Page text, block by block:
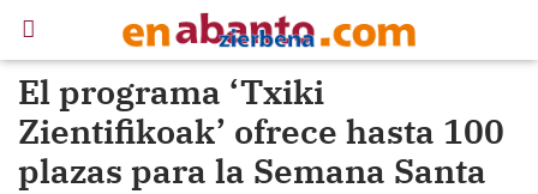
El programa ‘Txiki
Zientifikoak’ ofrece hasta 100
plazas para la Semana Santa